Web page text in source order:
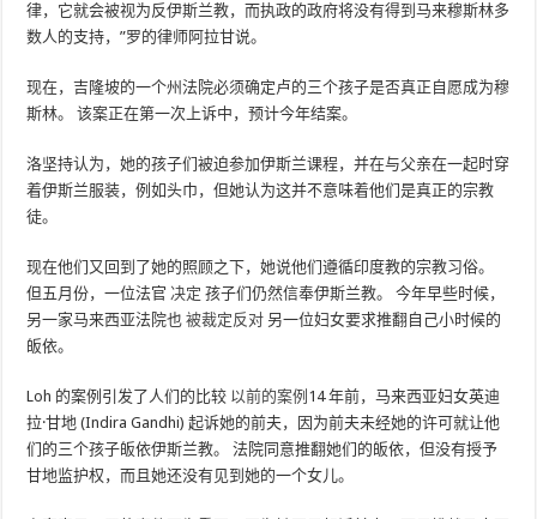
律，它就会被视为反伊斯兰教，而执政的政府将没有得到马来穆斯林多
数人的支持，”罗的律师阿拉甘说。
现在，吉隆坡的一个州法院必须确定卢的三个孩子是否真正自愿成为穆
斯林。 该案正在第一次上诉中，预计今年结案。
洛坚持认为，她的孩子们被迫参加伊斯兰课程，并在与父亲在一起时穿
着伊斯兰服装，例如头巾，但她认为这并不意味着他们是真正的宗教
徒。
现在他们又回到了她的照顾之下，她说他们遵循印度教的宗教习俗。
但五月份，一位法官 决定 孩子们仍然信奉伊斯兰教。 今年早些时候，
另一家马来西亚法院也被裁定反对 另一位妇女要求推翻自己小时候的
皈依。
Loh 的案例引发了人们的比较 以前的案例 14 年前，马来西亚妇女英迪
拉·甘地 (Indira Gandhi) 起诉她的前夫，因为前夫未经她的许可就让他
们的三个孩子皈依伊斯兰教。 法院同意推翻她们的皈依，但没有授予
甘地监护权，而且她还没有见到她的一个女儿。